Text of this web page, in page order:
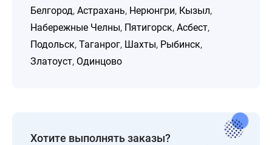
Белгород, Астрахань, Нерюнгри, Кызыл,
Набережные Челны, Пятигорск, Асбест,
Подольск, Таганрог, Шахты, Рыбинск,
Златоуст, Одинцово
Хотите выполнять заказы?